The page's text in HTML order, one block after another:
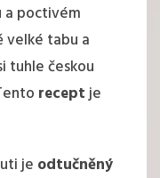
a poctivém
velké tabu a
tuhle českou
receptje
je odtučněný